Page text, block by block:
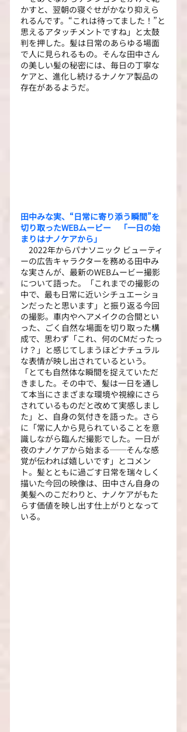
かすと、翌朝の寝ぐせがかなり抑えら
れるんです。“これは待ってました！”と
思えるアタッチメントですね」と太鼓
判を押した。髪は日常のあらゆる場面
で人に見られるもの。そんな田中さん
の美しい髪の秘密には、毎日の丁寧な
ケアと、進化し続けるナノケア製品の
存在があるようだ。
田中みな実、“日常に寄り添う瞬間”を
切り取ったWEBムービー　「一日の始
まりはナノケアから」
2022年からパナソニック ビューティ
ーの広告キャラクターを務める田中み
な実さんが、最新のWEBムービー撮影
について語った。「これまでの撮影の
中で、最も日常に近いシチュエーショ
ンだったと思います」と振り返る今回
の撮影。車内やヘアメイクの合間とい
った、ごく自然な場面を切り取った構
成で、思わず「これ、何のCMだったっ
け？」と感じてしまうほどナチュラル
な表情が映し出されているという。
「とても自然体な瞬間を捉えていただ
きました。その中で、髪は一日を通し
て本当にさまざまな環境や視線にさら
されているものだと改めて実感しまし
た」と、自身の気付きを語った。さら
に「常に人から見られていることを意
識しながら臨んだ撮影でした。一日が
夜のナノケアから始まる──そんな感
覚が伝われば嬉しいです」とコメン
ト。髪とともに過ごす日常を瑞々しく
描いた今回の映像は、田中さん自身の
美髪へのこだわりと、ナノケアがもた
らす価値を映し出す仕上がりとなって
いる。